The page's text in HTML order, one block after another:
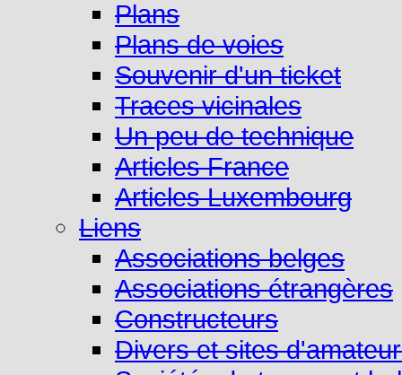
Plans
Plans de voies
Souvenir d'un ticket
Traces vicinales
Un peu de technique
Articles France
Articles Luxembourg
Liens
Associations belges
Associations étrangères
Constructeurs
Divers et sites